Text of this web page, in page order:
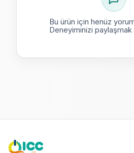
Bu ürün için henüz
Deneyiminizi